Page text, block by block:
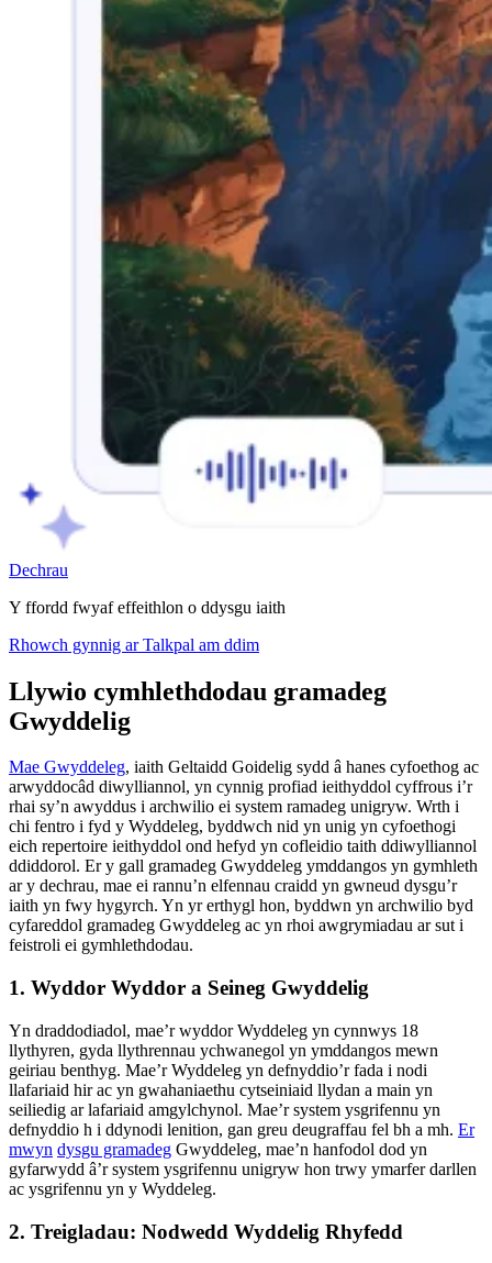
Dechrau
Y ffordd fwyaf effeithlon o ddysgu iaith
Rhowch gynnig ar Talkpal am ddim
Llywio cymhlethdodau gramadeg
Gwyddelig
Mae Gwyddeleg, iaith Geltaidd Goidelig sydd â hanes cyfoethog ac
arwyddocâd diwylliannol, yn cynnig profiad ieithyddol cyffrous i’r
rhai sy’n awyddus i archwilio ei system ramadeg unigryw. Wrth i
chi fentro i fyd y Wyddeleg, byddwch nid yn unig yn cyfoethogi
eich repertoire ieithyddol ond hefyd yn cofleidio taith ddiwylliannol
ddiddorol. Er y gall gramadeg Gwyddeleg ymddangos yn gymhleth
ar y dechrau, mae ei rannu’n elfennau craidd yn gwneud dysgu’r
iaith yn fwy hygyrch. Yn yr erthygl hon, byddwn yn archwilio byd
cyfareddol gramadeg Gwyddeleg ac yn rhoi awgrymiadau ar sut i
feistroli ei gymhlethdodau.
1. Wyddor Wyddor a Seineg Gwyddelig
Yn draddodiadol, mae’r wyddor Wyddeleg yn cynnwys 18
llythyren, gyda llythrennau ychwanegol yn ymddangos mewn
geiriau benthyg. Mae’r Wyddeleg yn defnyddio’r fada i nodi
llafariaid hir ac yn gwahaniaethu cytseiniaid llydan a main yn
seiliedig ar lafariaid amgylchynol. Mae’r system ysgrifennu yn
defnyddio h i ddynodi lenition, gan greu deugraffau fel bh a mh. Er
mwyn dysgu gramadeg Gwyddeleg, mae’n hanfodol dod yn
gyfarwydd â’r system ysgrifennu unigryw hon trwy ymarfer darllen
ac ysgrifennu yn y Wyddeleg.
2. Treigladau: Nodwedd Wyddelig Rhyfedd